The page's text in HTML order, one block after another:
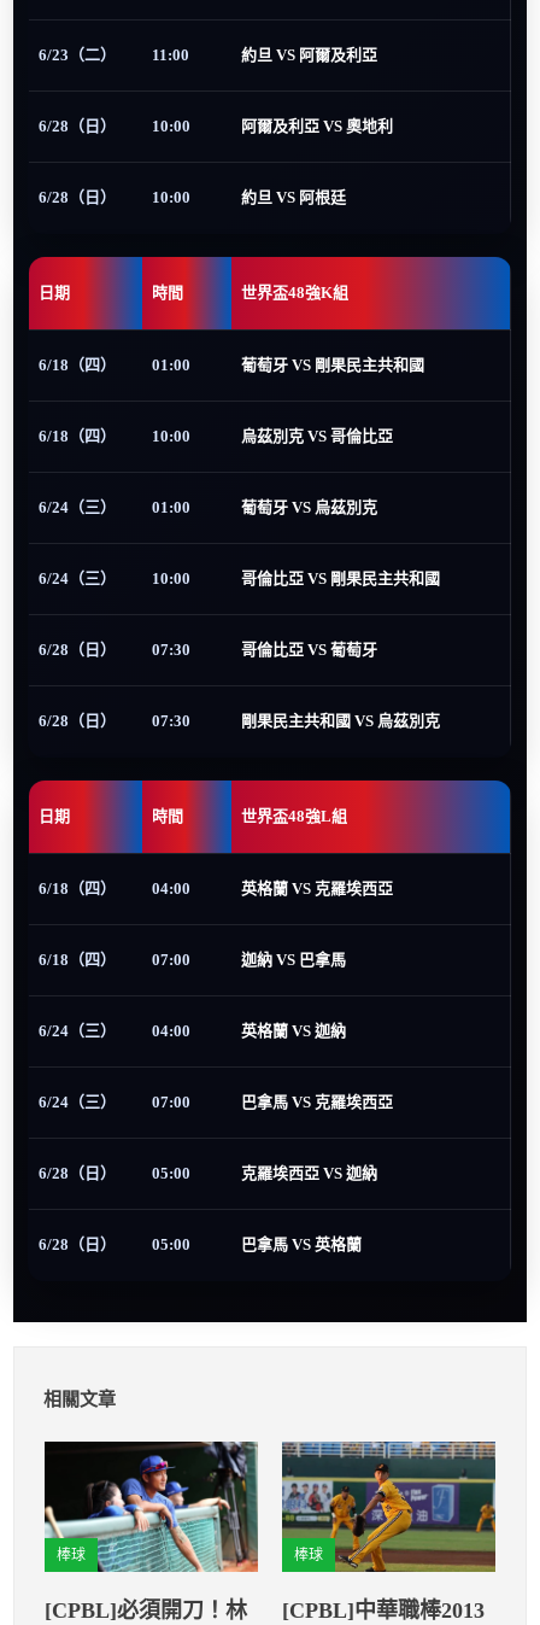
6/23（二） 11:00 約旦 VS 阿爾及利亞
6/28（日） 10:00 阿爾及利亞 VS 奧地利
6/28（日） 10:00 約旦 VS 阿根廷
日期 時間 世界盃48強K組
6/18（四） 01:00 葡萄牙 VS 剛果民主共和國
6/18（四） 10:00 烏茲別克 VS 哥倫比亞
6/24（三） 01:00 葡萄牙 VS 烏茲別克
6/24（三） 10:00 哥倫比亞 VS 剛果民主共和國
6/28（日） 07:30 哥倫比亞 VS 葡萄牙
6/28（日） 07:30 剛果民主共和國 VS 烏茲別克
日期 時間 世界盃48強L組
6/18（四） 04:00 英格蘭 VS 克羅埃西亞
6/18（四） 07:00 迦納 VS 巴拿馬
6/24（三） 04:00 英格蘭 VS 迦納
6/24（三） 07:00 巴拿馬 VS 克羅埃西亞
6/28（日） 05:00 克羅埃西亞 VS 迦納
6/28（日） 05:00 巴拿馬 VS 英格蘭
相關文章
棒球
[CPBL]必須開刀！林
棒球
[CPBL]中華職棒2013